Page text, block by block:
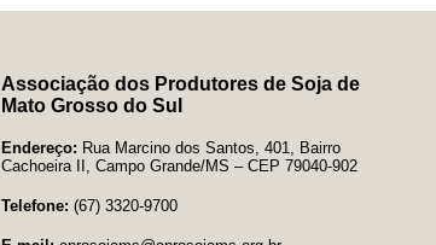
Associação dos Produtores de Soja de
Mato Grosso do Sul
Endereço: Rua Marcino dos Santos, 401, Bairro
Cachoeira II, Campo Grande/MS – CEP 79040-902
Telefone: (67) 3320-9700